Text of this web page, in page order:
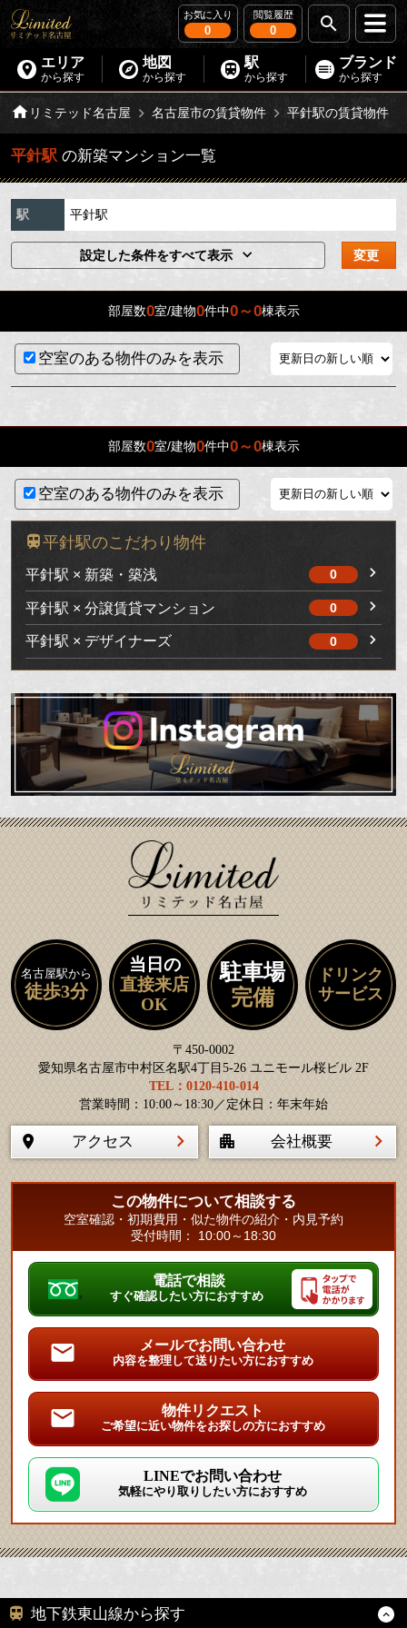
お気に入り
0
閲覧履歴
0
エリア
から探す
地図
から探す
駅
から探す
ブランド
から探す
リミテッド名古屋 名古屋市の賃貸物件 平針駅の賃貸物件
平針駅 の新築マンション一覧
駅 平針駅
設定した条件をすべて表示 変更
部屋数0室/建物0件中0～0棟表示
空室のある物件のみを表示
部屋数0室/建物0件中0～0棟表示
空室のある物件のみを表示
平針駅のこだわり物件
平針駅 × 新築・築浅 0
平針駅 × 分譲賃貸マンション 0
平針駅 × デザイナーズ 0
名古屋駅から
徒歩3分
当日の
直接来店
OK
駐車場
完備
ドリンク
サービス
〒450-0002
愛知県名古屋市中村区名駅4丁目5-26 ユニモール桜ビル 2F
TEL：0120-410-014
営業時間：10:00～18:30／定休日：年末年始
アクセス 会社概要
この物件について相談する
空室確認・初期費用・似た物件の紹介・内見予約
受付時間： 10:00～18:30
電話で相談
すぐ確認したい方におすすめ
メールでお問い合わせ
内容を整理して送りたい方におすすめ
物件リクエスト
ご希望に近い物件をお探しの方におすすめ
LINEでお問い合わせ
気軽にやり取りしたい方におすすめ
地下鉄東山線から探す